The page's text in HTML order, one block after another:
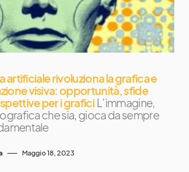
artificiale rivoluziona la grafica e
visiva: opportunità, sfide
per i grafici L’immagine,
che sia, gioca da sempre
Maggio 18, 2023